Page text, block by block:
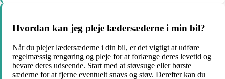
Hvordan kan jeg pleje lædersæderne i min bil?
Når du plejer lædersæderne i din bil, er det vigtigt at udføre
regelmæssig rengøring og pleje for at forlænge deres levetid og
bevare deres udseende. Start med at støvsuge eller børste
sæderne for at fjerne eventuelt snavs og støv. Derefter kan du